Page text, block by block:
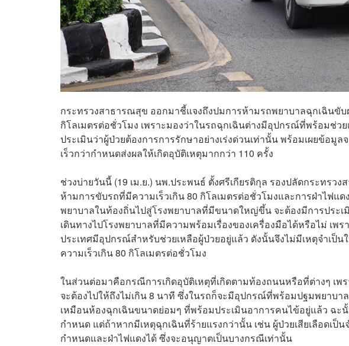
กระทรวงสาธารณสุข ออกมาชี้แจงถึงปมการห้ามรถพยาบาลฉุกเฉินขั
กิโลเมตรต่อชั่วโมง เพราะมองว่าในรถฉุกเฉินต่างมีอุปกรณ์ที่พร้อมช่ว
ประเมินว่าผู้ป่วยต้องการการรักษาอย่างเร่งด่วนเท่านั้น พร้อมเผยข้อมู
เร็วกว่ากำหนดส่งผลให้เกิดอุบัติเหตุมากกว่า 110 ครั้ง
ช่วงบ่ายวันนี้ (19 เม.ย.) นพ.ประพนธ์ ตั้งศรีเกียรติกุล รองปลัดกระทรว
ห้ามการขับรถที่มีความเร็วเกิน 80 กิโลเมตรต่อชั่วโมงและการฝ่าไฟแ
พยาบาลในท้องถิ่นไปสู่โรงพยาบาลที่มีขนาดใหญ่ขึ้น จะต้องมีการประเ
เดินทางไปโรงพยาบาลที่มีความพร้อมเรื่องของเครื่องมือได้หรือไม่ เพ
ประเทศมีอุปกรณ์สำหรับช่วยเหลือผู้ป่วยอยู่แล้ว ดังนั้นจึงไม่มีเหตุจำเป็
ความเร็วเกิน 80 กิโลเมตรต่อชั่วโมง
ในส่วนต่อมาคือกรณีการเกิดอุบัติเหตุที่เกิดตามท้องถนนหรือที่ต่างๆ เพร
จะต้องไปให้ถึงไม่เกิน 8 นาที ซึ่งในรถก็จะมีอุปกรณ์ที่พร้อมปฐมพยาบา
เหมือนห้องฉุกเฉินขนาดย่อมๆ ที่พร้อมประเมินอาการคนไข้อยู่แล้ว ฉะ
กำหนด แต่ถ้าหากมีเหตุฉุกเฉินที่ร้ายแรงกว่านั้น เช่น ผู้ป่วยเสียเลือดเป็
กำหนดและฝ่าไฟแดงได้ ซึ่งจะอนุญาตเป็นบางกรณีเท่านั้น